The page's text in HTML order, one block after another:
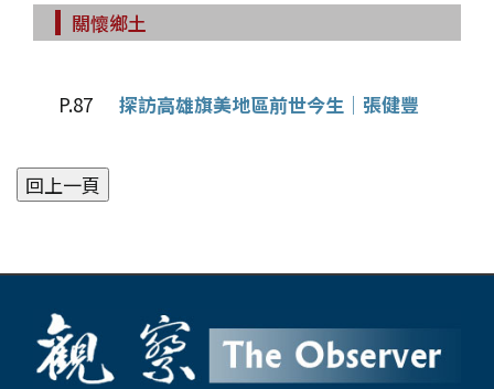
關懷鄉土
P.87 探訪高雄旗美地區前世今生│張健豐